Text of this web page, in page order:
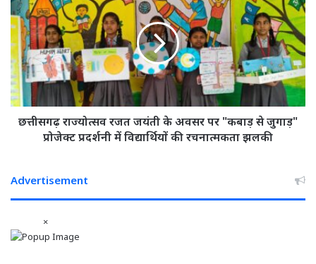
कट
सकता
है
आपका
नाम!
रजत
जयंती
के
अवसर
पर
"कबाड़
से
जुगाड़"
विद्यार्थियों
छत्तीसगढ़ राज्योत्सव रजत जयंती के अवसर पर "कबाड़ से जुगाड़"
प्रोजेक्ट प्रदर्शनी में विद्यार्थियों की रचनात्मकता झलकी
Advertisement
×